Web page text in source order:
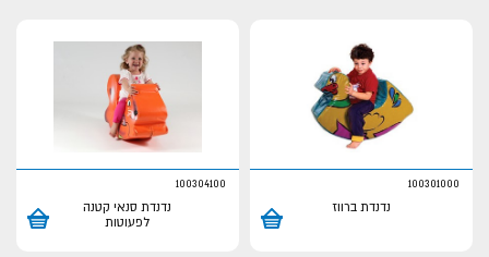
100301000
נדנדת ברווז
100304100
נדנדת סנאי קטנה
לפעוטות